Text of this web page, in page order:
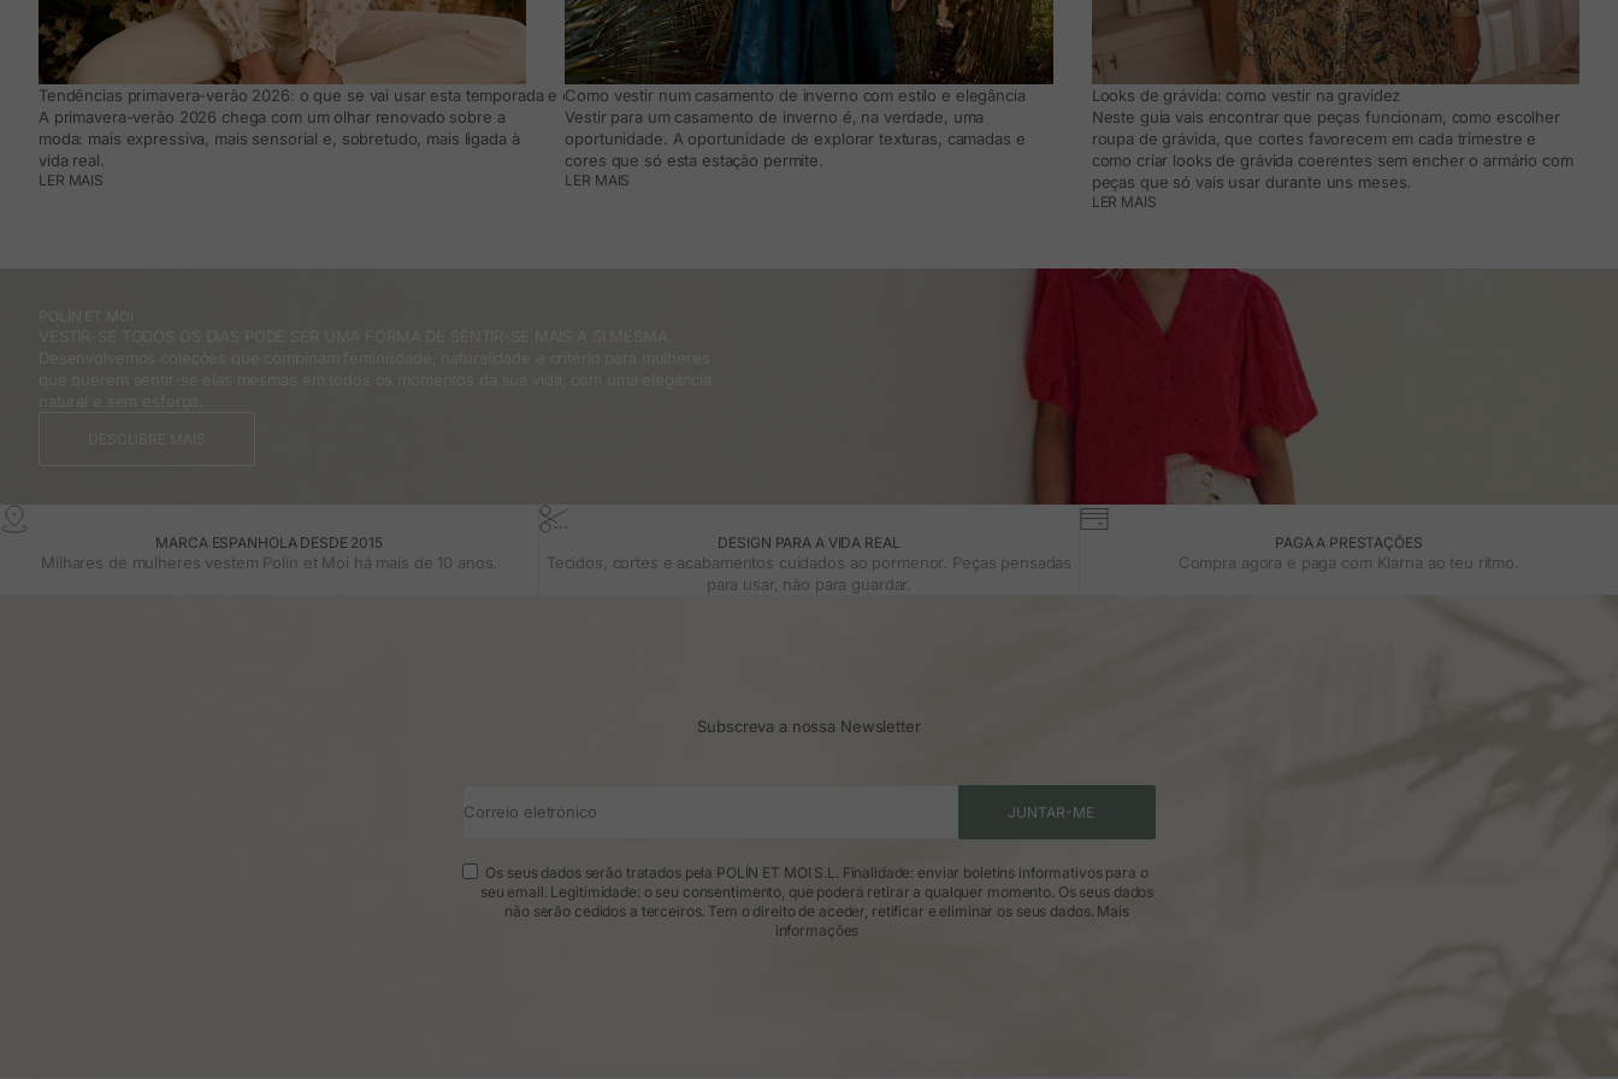
Tendências primavera-verão 2026: o que se vai usar esta temporada e como adaptá-lo ao teu dia a dia
A primavera-verão 2026 chega com um olhar renovado sobre a
moda: mais expressiva, mais sensorial e, sobretudo, mais ligada à
vida real.
LER MAIS
Como vestir num casamento de inverno com estilo e elegância
Vestir para um casamento de inverno é, na verdade, uma
oportunidade. A oportunidade de explorar texturas, camadas e
cores que só esta estação permite.
LER MAIS
Looks de grávida: como vestir na gravidez
Neste guia vais encontrar que peças funcionam, como escolher
roupa de grávida, que cortes favorecem em cada trimestre e
como criar looks de grávida coerentes sem encher o armário com
peças que só vais usar durante uns meses.
LER MAIS
MARCA ESPANHOLA DESDE 2015
Milhares de mulheres vestem Polin et Moi há mais de 10 anos.
DESIGN PARA A VIDA REAL
Tecidos, cortes e acabamentos cuidados ao pormenor. Peças pensadas
para usar, não para guardar.
PAGA A PRESTAÇÕES
Compra agora e paga com Klarna ao teu ritmo.
Subscreva a nossa Newsletter
Correio eletrónico JUNTAR-ME
Os seus dados serão tratados pela POLÍN ET MOI S.L. Finalidade: enviar boletins informativos para o
seu email. Legitimidade: o seu consentimento, que poderá retirar a qualquer momento. Os seus dados
não serão cedidos a terceiros. Tem o direito de aceder, retificar e eliminar os seus dados. Mais
informações